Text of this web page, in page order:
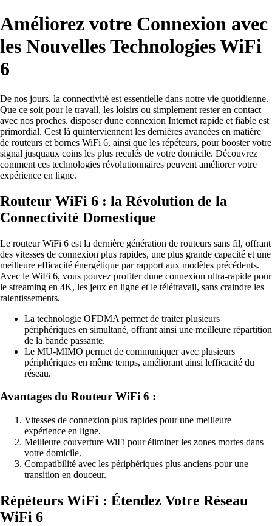
Améliorez votre Connexion avec
les Nouvelles Technologies WiFi
6
De nos jours, la connectivité est essentielle dans notre vie quotidienne.
Que ce soit pour le travail, les loisirs ou simplement rester en contact
avec nos proches, disposer dune connexion Internet rapide et fiable est
primordial. Cest là quinterviennent les dernières avancées en matière
de routeurs et bornes WiFi 6, ainsi que les répéteurs, pour booster votre
signal jusquaux coins les plus reculés de votre domicile. Découvrez
comment ces technologies révolutionnaires peuvent améliorer votre
expérience en ligne.
Routeur WiFi 6 : la Révolution de la
Connectivité Domestique
Le routeur WiFi 6 est la dernière génération de routeurs sans fil, offrant
des vitesses de connexion plus rapides, une plus grande capacité et une
meilleure efficacité énergétique par rapport aux modèles précédents.
Avec le WiFi 6, vous pouvez profiter dune connexion ultra-rapide pour
le streaming en 4K, les jeux en ligne et le télétravail, sans craindre les
ralentissements.
La technologie OFDMA permet de traiter plusieurs
périphériques en simultané, offrant ainsi une meilleure répartition
de la bande passante.
Le MU-MIMO permet de communiquer avec plusieurs
périphériques en même temps, améliorant ainsi lefficacité du
réseau.
Avantages du Routeur WiFi 6 :
Vitesses de connexion plus rapides pour une meilleure
expérience en ligne.
Meilleure couverture WiFi pour éliminer les zones mortes dans
votre domicile.
Compatibilité avec les périphériques plus anciens pour une
transition en douceur.
Répéteurs WiFi : Étendez Votre Réseau
WiFi 6